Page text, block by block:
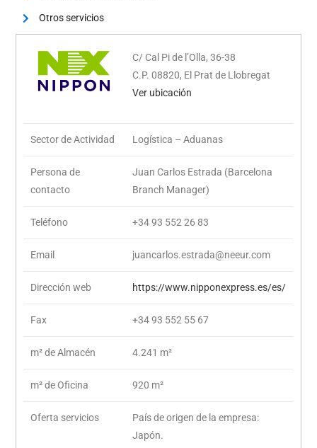
Otros servicios
C/ Cal Pi de l’Olla, 36-38
C.P. 08820, El Prat de Llobregat
Ver ubicación
Sector de Actividad Logística – Aduanas
Persona de
contacto
Juan Carlos Estrada (Barcelona
Branch Manager)
Teléfono +34 93 552 26 83
Email juancarlos.estrada@neeur.com
Dirección web https://www.nipponexpress.es/es/
Fax +34 93 552 55 67
m² de Almacén 4.241 m²
m² de Oficina 920 m²
Oferta servicios
País de origen de la empresa:
Japón.